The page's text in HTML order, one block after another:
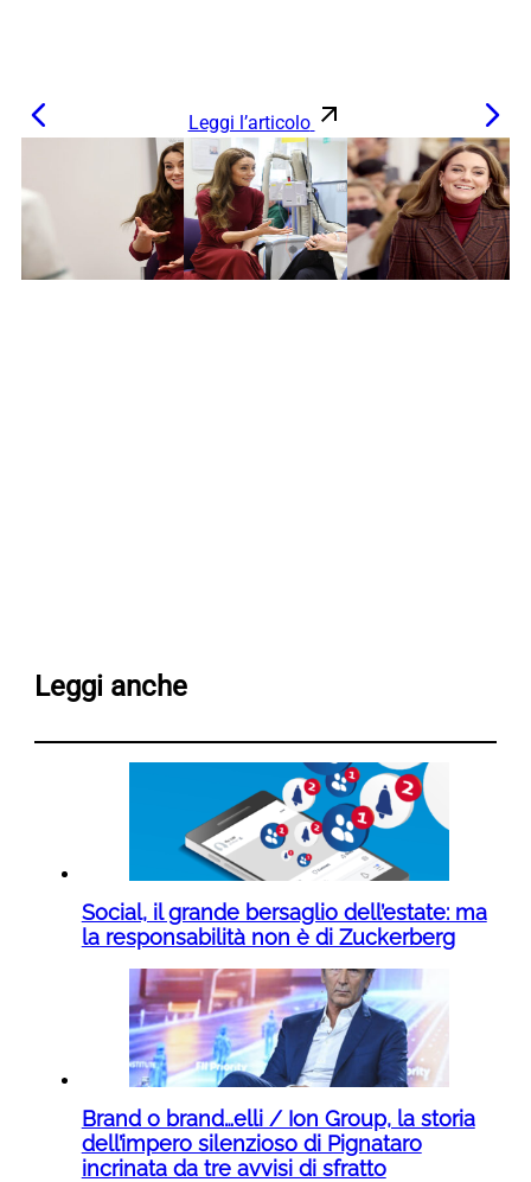
Leggi l’articolo
Leggi anche
Social, il grande bersaglio dell’estate: ma
la responsabilità non è di Zuckerberg
Brand o brand…elli / Ion Group, la storia
dell’impero silenzioso di Pignataro
incrinata da tre avvisi di sfratto